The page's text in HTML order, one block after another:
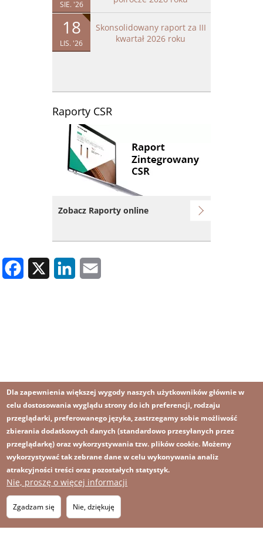
SIE. '26
18
LIS. '26
Skonsolidowany raport za III
kwartał 2026 roku
Raporty CSR
Obraz
Zobacz Raporty online
Facebook LinkedIn
Footer
menu
Zapisz się na newsletter
Obraz
MAPA STRONY
OBRAZ
Dla zapewnienia większej wygody naszych użytkowników głównie w
celu dostosowania wyglądu strony do ich preferencji, rodzaju
przeglądarki, preferowanego języka, zastrzegamy sobie możliwość
zbierania dodatkowych danych (standardowo przesyłanych przez
przeglądarkę) oraz wykorzystywania tzw. plików cookie. Możemy
wykorzystywać tak zebrane dane w celu wykonywania analiz
atrakcyjności treści oraz pozostałych statystyk.
Nie, proszę o więcej informacji
Zgadzam się Nie, dziękuję